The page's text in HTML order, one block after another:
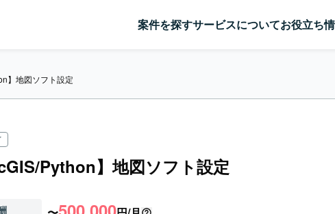
案件を探すサービスについてお役立ち
】地図ソフト設定
Python】地図ソフト設定